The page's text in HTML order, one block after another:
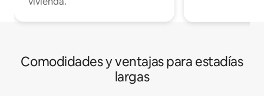
Comodidades y ventajas para estadías
largas